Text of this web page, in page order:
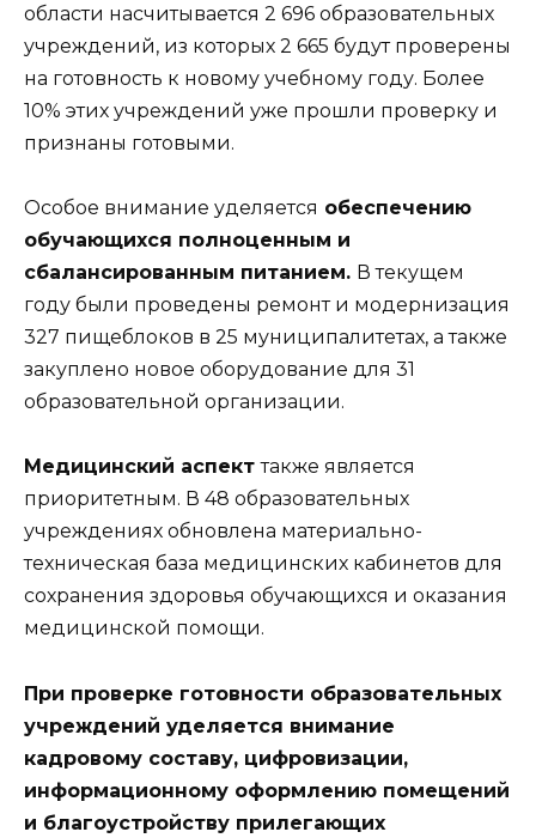
области насчитывается 2 696 образовательных
учреждений, из которых 2 665 будут проверены
на готовность к новому учебному году. Более
10% этих учреждений уже прошли проверку и
признаны готовыми.
Особое внимание уделяется обеспечению
обучающихся полноценным и
сбалансированным питанием. В текущем
году были проведены ремонт и модернизация
327 пищеблоков в 25 муниципалитетах, а также
закуплено новое оборудование для 31
образовательной организации.
Медицинский аспекттакже является
приоритетным. В 48 образовательных
учреждениях обновлена материально-
техническая база медицинских кабинетов для
сохранения здоровья обучающихся и оказания
медицинской помощи.
При проверке готовности образовательных
учреждений уделяется внимание
кадровому составу, цифровизации,
информационному оформлению помещений
и благоустройству прилегающих